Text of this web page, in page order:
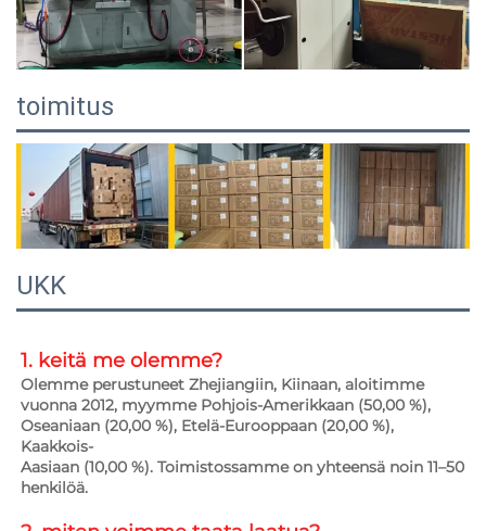
toimitus
UKK
1. keitä me olemme?
Olemme perustuneet Zhejiangiin, Kiinaan, aloitimme
vuonna 2012, myymme Pohjois-Amerikkaan (50,00 %),
Oseaniaan (20,00 %), Etelä-Eurooppaan (20,00 %),
Kaakkois-
Aasiaan (10,00 %). Toimistossamme on yhteensä noin 11–50
henkilöä.